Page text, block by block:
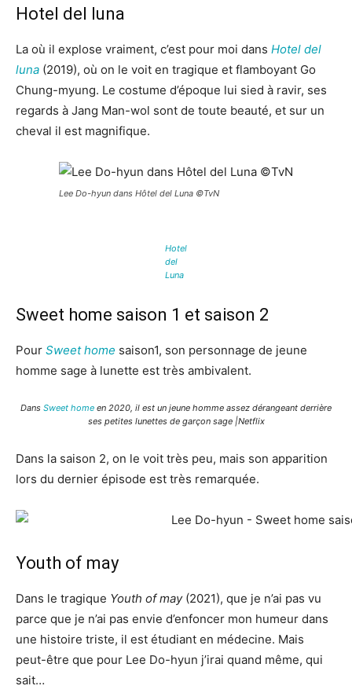
Hotel del luna
La où il explose vraiment, c’est pour moi dans Hotel del
luna (2019), où on le voit en tragique et flamboyant Go
Chung-myung. Le costume d’époque lui sied à ravir, ses
regards à Jang Man-wol sont de toute beauté, et sur un
cheval il est magnifique.
Lee Do-hyun dans Hôtel del Luna ©TvN
Hotel
del
Luna
Sweet home saison 1 et saison 2
Pour Sweet home saison1, son personnage de jeune
homme sage à lunette est très ambivalent.
Dans Sweet home en 2020, il est un jeune homme assez dérangeant derrière
ses petites lunettes de garçon sage |Netflix
Dans la saison 2, on le voit très peu, mais son apparition
lors du dernier épisode est très remarquée.
Youth of may
Dans le tragique Youth of may(2021), que je n’ai pas vu
parce que je n’ai pas envie d’enfoncer mon humeur dans
une histoire triste, il est étudiant en médecine. Mais
peut-être que pour Lee Do-hyun j’irai quand même, qui
sait…